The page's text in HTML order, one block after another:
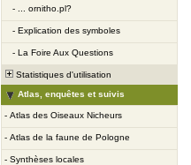
- ... ornitho.pl?
- Explication des symboles
- La Foire Aux Questions
Statistiques d'utilisation
Atlas, enquêtes et suivis
- Atlas des Oiseaux Nicheurs
- Atlas de la faune de Pologne
- Synthèses locales